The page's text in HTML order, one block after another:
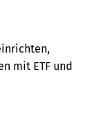
mit ETF und